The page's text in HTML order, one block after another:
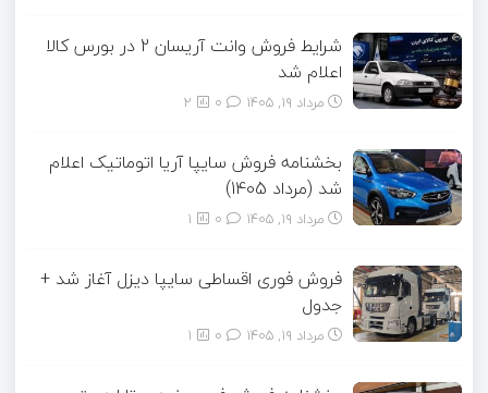
شرایط فروش وانت آریسان 2 در بورس کالا
اعلام شد
مرداد ۱۹, ۱۴۰۵ 2
بخشنامه فروش سایپا آریا اتوماتیک اعلام
شد (مرداد 1405)
مرداد ۱۹, ۱۴۰۵ 1
فروش فوری اقساطی سایپا دیزل آغاز شد +
جدول
مرداد ۱۹, ۱۴۰۵ 1